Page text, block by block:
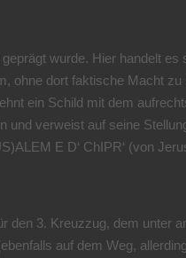
wurde. Hier handelt es
ohne dort faktische Macht zu
ein Schild mit dem
und verweist auf seine
E D‘ ChIPR‘ (von
den 3. Kreuzzug, dem unter
auf dem Weg,